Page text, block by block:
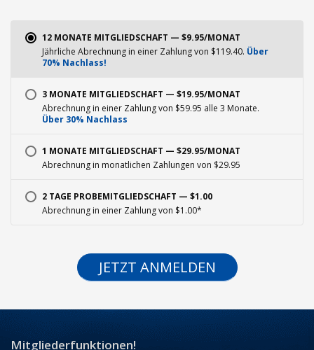
12 MONATE MITGLIEDSCHAFT — $9.95/MONAT
Jährliche Abrechnung in einer Zahlung von $119.40. Über
70% Nachlass!
3 MONATE MITGLIEDSCHAFT — $19.95/MONAT
Abrechnung in einer Zahlung von $59.95 alle 3 Monate.
Über 30% Nachlass
1 MONATE MITGLIEDSCHAFT — $29.95/MONAT
Abrechnung in monatlichen Zahlungen von $29.95
2 TAGE PROBEMITGLIEDSCHAFT — $1.00
Abrechnung in einer Zahlung von $1.00*
JETZT ANMELDEN
Mitgliederfunktionen!